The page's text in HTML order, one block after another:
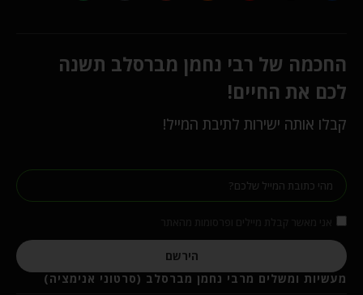
החכמה של רבי נחמן מברסלב תשנה
לכם את החיים!
קבלו אותה ישירות לתיבת המייל!
אני מאשר קבלת מיילים ופרסומות מהאתר
הירשם
מעשיות ומשלים מרבי נחמן מברסלב (סרטוני אנימציה)